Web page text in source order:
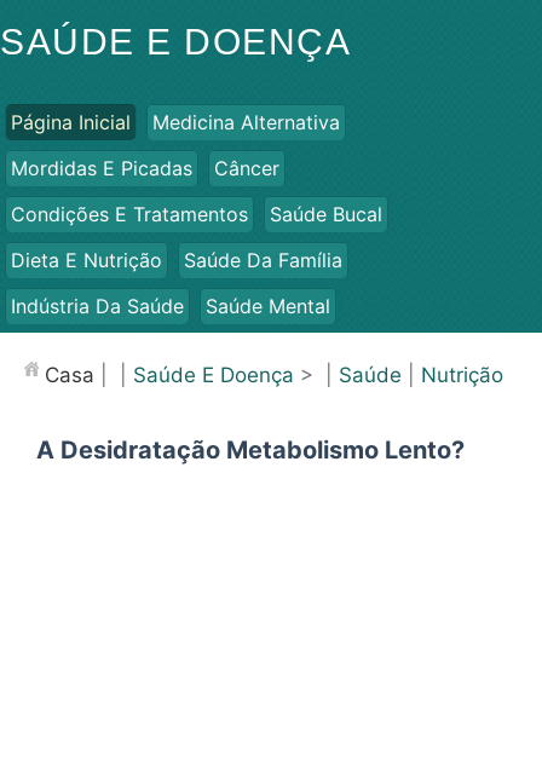
SAÚDE E DOENÇA
Página Inicial
Medicina Alternativa
Mordidas E Picadas
Câncer
Condições E Tratamentos
Saúde Bucal
Dieta E Nutrição
Saúde Da Família
Indústria Da Saúde
Saúde Mental
Casa Saúde E Doença > | Saúde Nutrição
A Desidratação Metabolismo Lento?